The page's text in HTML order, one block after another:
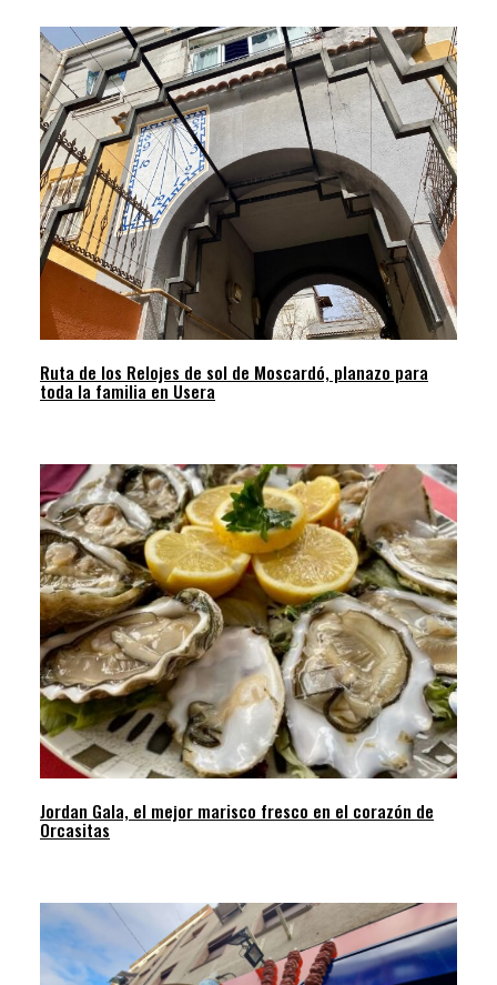
Ruta de los Relojes de sol de Moscardó, planazo para
toda la familia en Usera
Jordan Gala, el mejor marisco fresco en el corazón de
Orcasitas